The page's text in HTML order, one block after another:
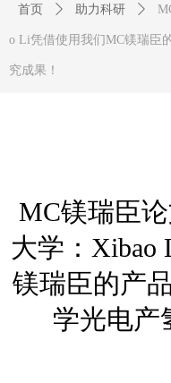
MC镁瑞臣
大学：Xibao
镁瑞臣的产
学光电产
首页 ꄲ 助力科研 ꄲ
o Li凭借使用我们MC镁瑞臣
究成果！